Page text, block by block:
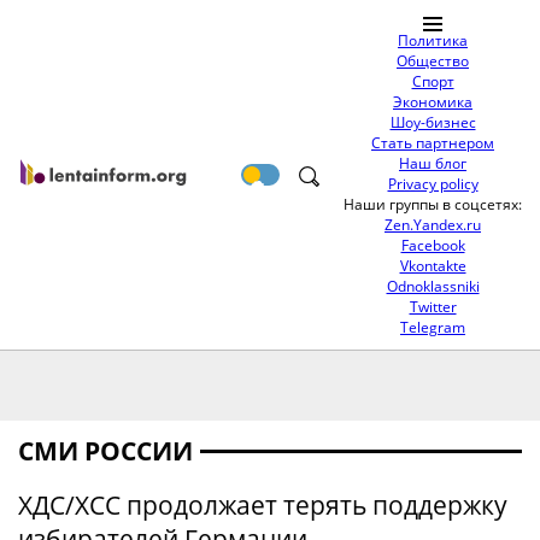
Политика
Общество
Спорт
Экономика
Шоу-бизнес
Стать партнером
Наш блог
Privacy policy
Наши группы в соцсетях:
Zen.Yandex.ru
Facebook
Vkontakte
Odnoklassniki
Twitter
Telegram
СМИ РОССИИ
ХДС/ХСС продолжает терять поддержку